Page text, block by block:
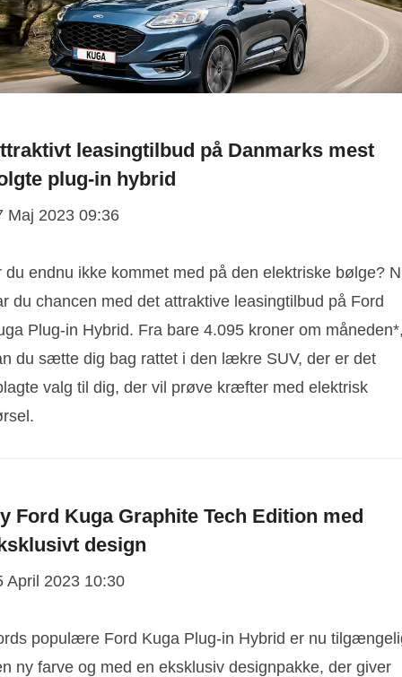
leasingtilbud på Danmarks mest
plug-in hybrid
Maj 2023 09:36
du endnu ikke kommet med på den elektriske bølge?
du chancen med det attraktive leasingtilbud på Ford
Plug-in Hybrid. Fra bare 4.095 kroner om
du sætte dig bag rattet i den lækre SUV, der er det
valg til dig, der vil prøve kræfter med elektrisk
Ford Kuga Graphite Tech Edition med
design
April 2023 10:30
populære Ford Kuga Plug-in Hybrid er nu
ny farve og med en eksklusiv designpakke, der giver